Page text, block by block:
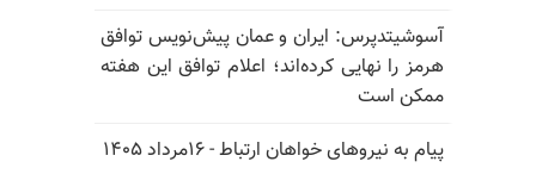
آسوشیتدپرس: ایران و عمان پیش‌نویس توافق
هرمز را نهایی کرده‌اند؛ اعلام توافق این هفته
ممکن است
پیام به نیروهای خواهان ارتباط - ۱۶مرداد ۱۴۰۵